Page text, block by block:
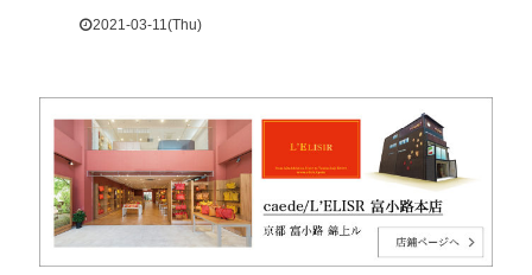
2021-03-11(Thu)